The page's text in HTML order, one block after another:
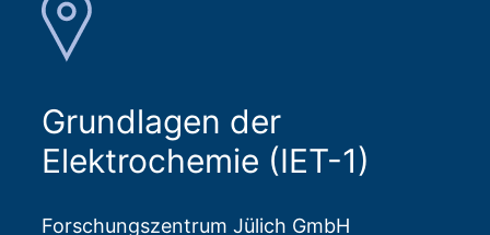
Grundlagen der
Elektrochemie (IET-1)
Forschungszentrum Jülich GmbH